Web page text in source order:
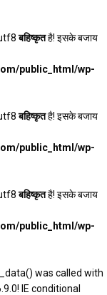
बहिष्कृतहै! इसके बजाय
public_html/wp-
बहिष्कृतहै! इसके बजाय
public_html/wp-
बहिष्कृतहै! इसके बजाय
public_html/wp-
was called with
IE conditional